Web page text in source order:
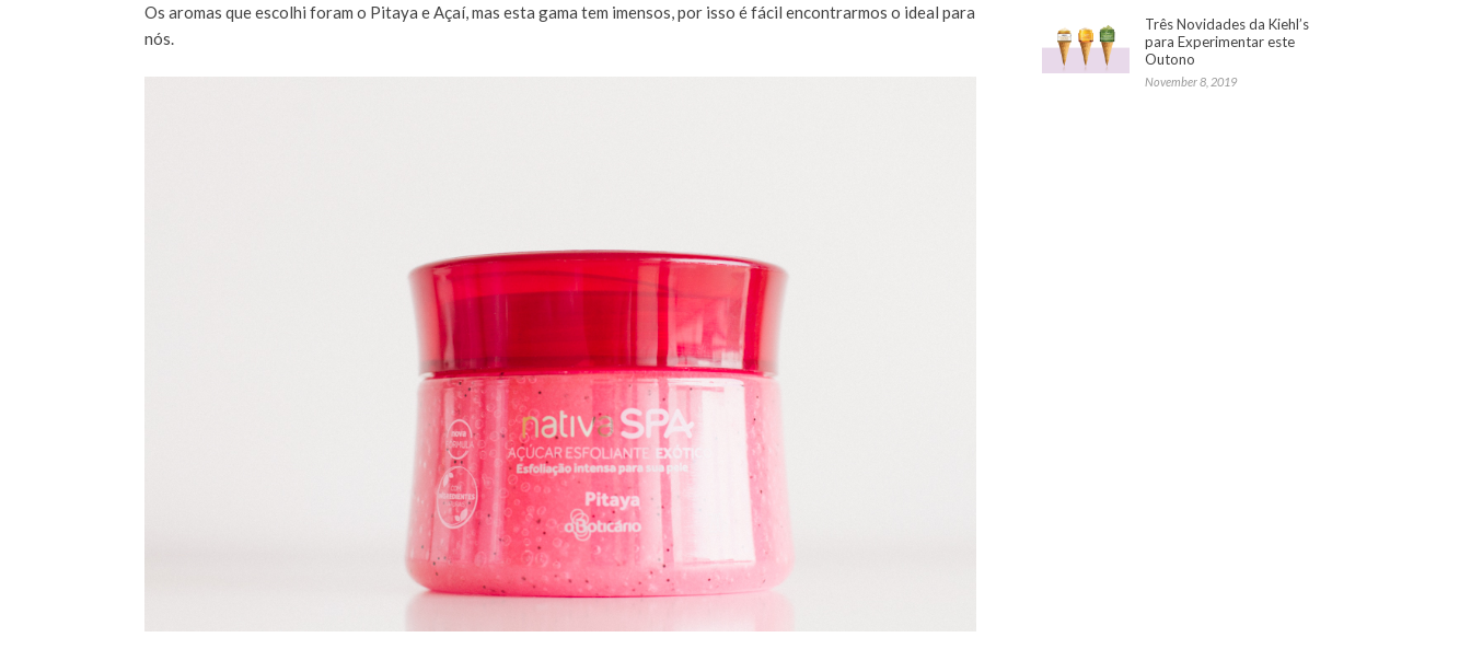
Os aromas que escolhi foram o Pitaya e Açaí, mas esta gama tem imensos, por isso é fácil encontrarmos o ideal para
nós.
Três Novidades da Kiehl’s
para Experimentar este
Outono
November 8, 2019